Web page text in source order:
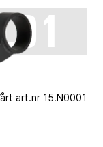
art.nr 15.N0001